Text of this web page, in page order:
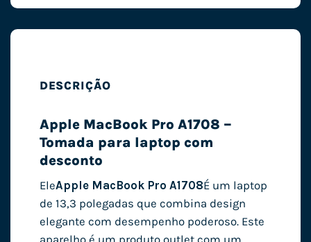
DESCRIÇÃO
Apple MacBook Pro A1708 –
Tomada para laptop com
desconto
EleApple MacBook Pro A1708É um laptop
de 13,3 polegadas que combina design
elegante com desempenho poderoso. Este